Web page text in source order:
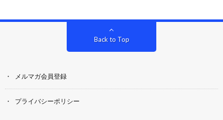
Back to Top
メルマガ会員登録
プライバシーポリシー